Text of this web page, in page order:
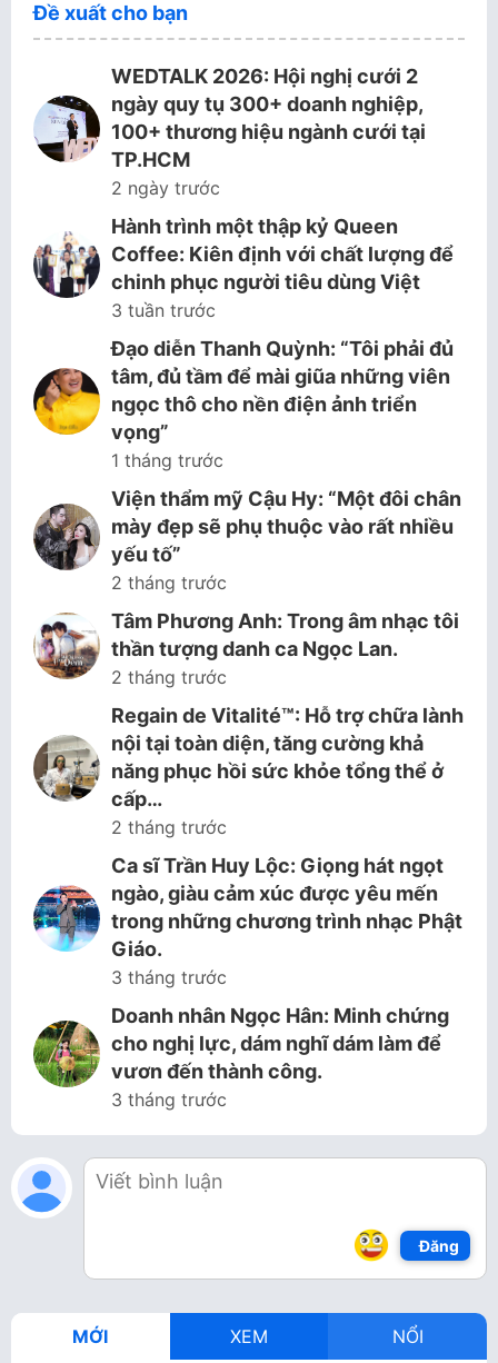
Đề xuất cho bạn
WEDTALK 2026: Hội nghị cưới 2
ngày quy tụ 300+ doanh nghiệp,
100+ thương hiệu ngành cưới tại
TP.HCM
2 ngày trước
Hành trình một thập kỷ Queen
Coffee: Kiên định với chất lượng để
chinh phục người tiêu dùng Việt
3 tuần trước
Đạo diễn Thanh Quỳnh: “Tôi phải đủ
tâm, đủ tầm để mài giũa những viên
ngọc thô cho nền điện ảnh triển
vọng”
1 tháng trước
Viện thẩm mỹ Cậu Hy: “Một đôi chân
mày đẹp sẽ phụ thuộc vào rất nhiều
yếu tố”
2 tháng trước
Tâm Phương Anh: Trong âm nhạc tôi
thần tượng danh ca Ngọc Lan.
2 tháng trước
Regain de Vitalité™: Hỗ trợ chữa lành
nội tại toàn diện, tăng cường khả
năng phục hồi sức khỏe tổng thể ở
cấp…
2 tháng trước
Ca sĩ Trần Huy Lộc: Giọng hát ngọt
ngào, giàu cảm xúc được yêu mến
trong những chương trình nhạc Phật
Giáo.
3 tháng trước
Doanh nhân Ngọc Hân: Minh chứng
cho nghị lực, dám nghĩ dám làm để
vươn đến thành công.
3 tháng trước
Đăng
MỚI XEM NỔI